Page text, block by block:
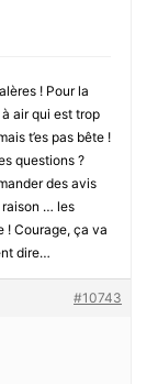
! Pour la
air qui est trop
t’es pas bête !
questions ?
des avis
raison … les
! Courage, ça va
dire…
#10743